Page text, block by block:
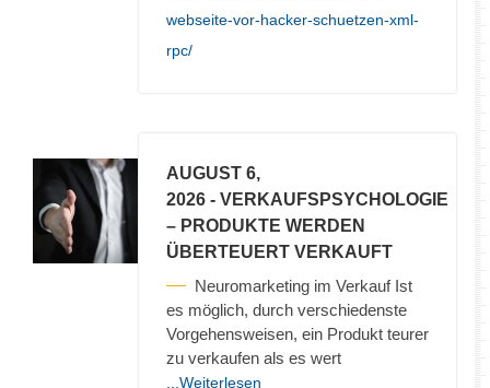
webseite-vor-hacker-schuetzen-xml-
rpc/
AUGUST 6,
2026 - VERKAUFSPSYCHOLOGIE
– PRODUKTE WERDEN
ÜBERTEUERT VERKAUFT
Neuromarketing im Verkauf Ist
es möglich, durch verschiedenste
Vorgehensweisen, ein Produkt teurer
zu verkaufen als es wert
...Weiterlesen